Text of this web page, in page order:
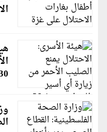
30